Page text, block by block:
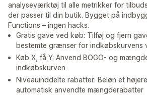
analyseværktøj til alle metrikker for
der passer til din butik. Bygget på
Functions – ingen hacks.
Gratis gave ved køb: Tilføj og fjern
bestemte grænser for indkøbskurvens
Køb X, få Y: Anvend BOGO- og
indkøbskurven
Niveauinddelte rabatter: Beløn et
automatisk anvendte mængderabatter